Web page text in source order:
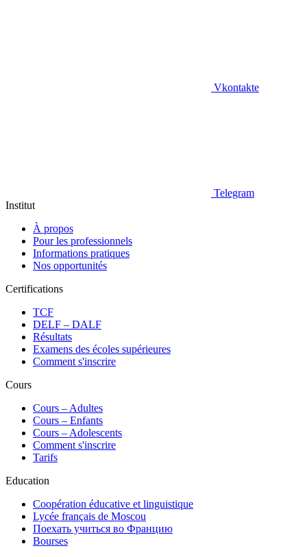
Vkontakte
Telegram
Institut
À propos
Pour les professionnels
Informations pratiques
Nos opportunités
Certifications
TCF
DELF – DALF
Résultats
Examens des écoles supérieures
Comment s'inscrire
Cours
Сours – Adultes
Cours – Enfants
Cours – Adolescents
Comment s'inscrire
Tarifs
Education
Coopération éducative et linguistique
Lycée français de Moscou
Поехать учиться во Францию
Bourses